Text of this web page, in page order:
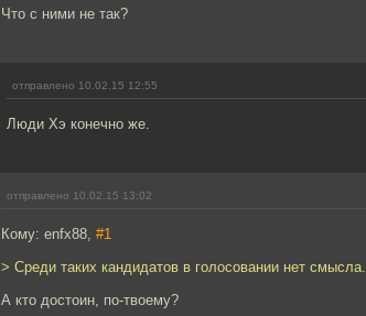
Что с ними не так?
отправлено 10.02.15 12:55
Люди Хэ конечно же.
отправлено 10.02.15 13:02
Кому: enfx88, #1
> Среди таких кандидатов в голосовании нет смысла.
А кто достоин, по-твоему?